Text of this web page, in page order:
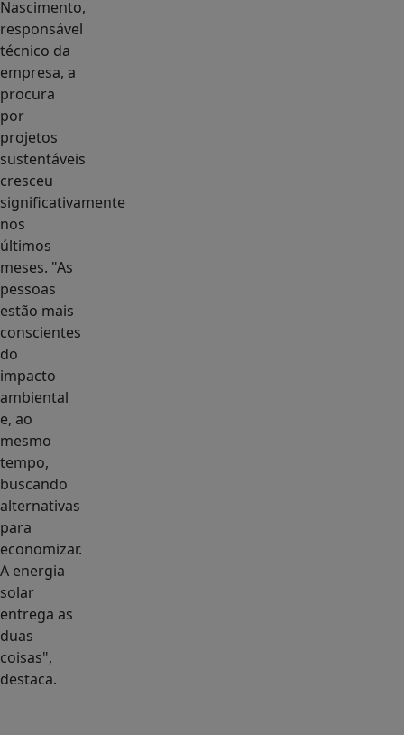
Nascimento,
responsável
técnico da
empresa, a
procura
por
projetos
sustentáveis
cresceu
significativamente
nos
últimos
meses. "As
pessoas
estão mais
conscientes
do
impacto
ambiental
e, ao
mesmo
tempo,
buscando
alternativas
para
economizar.
A energia
solar
entrega as
duas
coisas",
destaca.